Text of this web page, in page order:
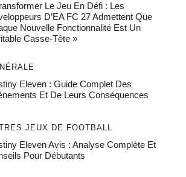
Le Jeu En Défi : Les
D’EA FC 27 Admettent Que
Nouvelle Fonctionnalité Est Un
Casse-Tête »
Eleven : Guide Complet Des
Et De Leurs Conséquences
JEUX DE FOOTBALL
Eleven Avis : Analyse Complète Et
Pour Débutants